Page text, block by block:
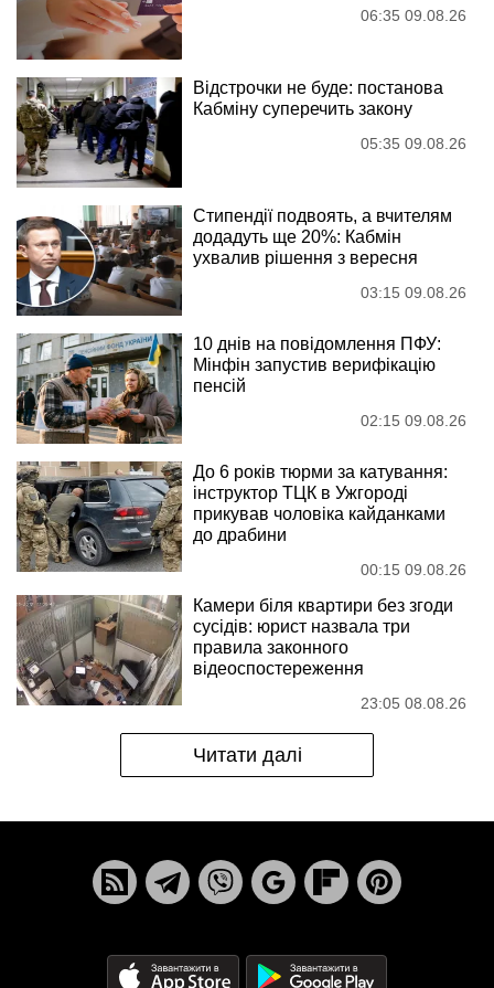
06:35 09.08.26
Відстрочки не буде: постанова
Кабміну суперечить закону
05:35 09.08.26
Стипендії подвоять, а вчителям
додадуть ще 20%: Кабмін
ухвалив рішення з вересня
03:15 09.08.26
10 днів на повідомлення ПФУ:
Мінфін запустив верифікацію
пенсій
02:15 09.08.26
До 6 років тюрми за катування:
інструктор ТЦК в Ужгороді
прикував чоловіка кайданками
до драбини
00:15 09.08.26
Камери біля квартири без згоди
сусідів: юрист назвала три
правила законного
відеоспостереження
23:05 08.08.26
Читати далі